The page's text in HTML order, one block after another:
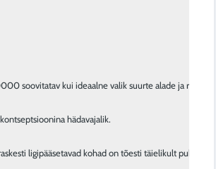
soovitatav kui ideaalne valik suurte alade ja
hädavajalik.
ligipääsetavad kohad on tõesti täielikult